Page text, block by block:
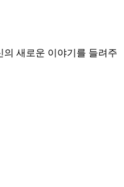
의 새로운 이야기를 들려주